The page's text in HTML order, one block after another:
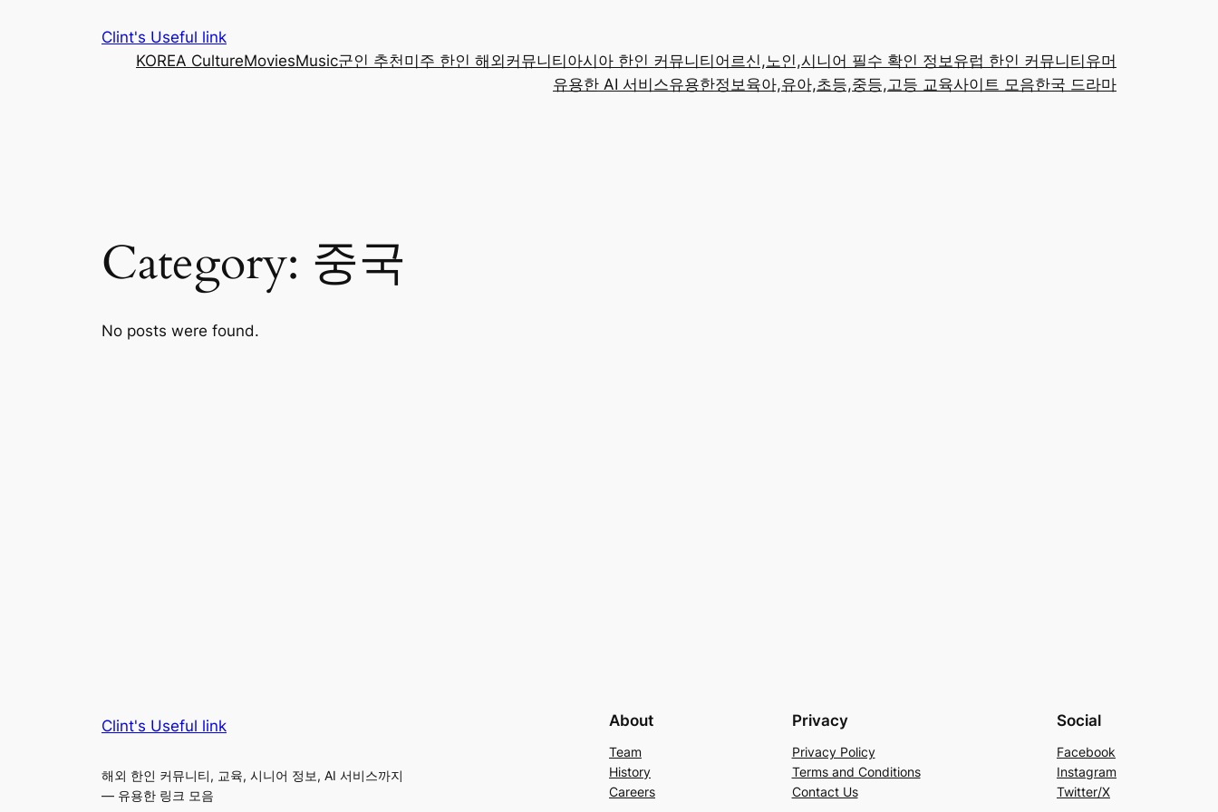
Clint's Useful link
KOREA CultureMoviesMusic군인 추천미주 한인 해외커뮤니티 아시아 한인 커뮤니티 어르신,노인,시니어 필수 확인 정보유럽 한인 커뮤니티 유머
유용한 AI 서비스유용한정보육아,유아,초등,중등,고등 교육사이트 모음한국 드라마
Category: 중국
No posts were found.
Clint's Useful link
해외 한인 커뮤니티, 교육, 시니어 정보, AI 서비스까지
— 유용한 링크 모음
About
Team
History
Careers
Privacy
Privacy Policy
Terms and Conditions
Contact Us
Social
Facebook
Instagram
Twitter/X